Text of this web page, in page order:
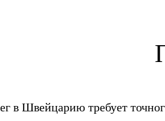
в Швейцарию требует